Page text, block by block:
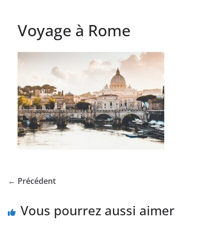
Voyage à Rome
← Précédent
Vous pourrez aussi aimer